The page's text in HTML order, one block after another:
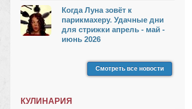
Когда Луна зовёт к
парикмахеру. Удачные дни
для стрижки апрель - май -
июнь 2026
Смотреть все новости
КУЛИНАРИЯ